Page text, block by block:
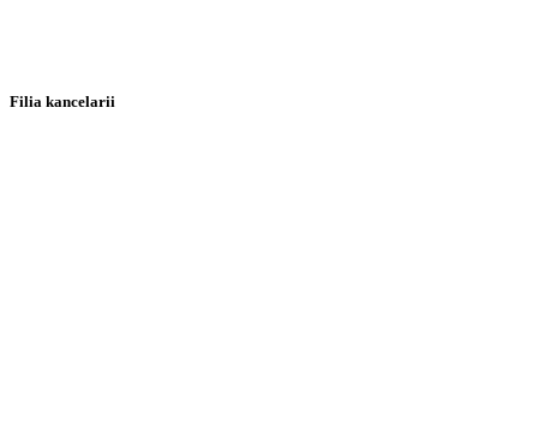
Filia kancelarii